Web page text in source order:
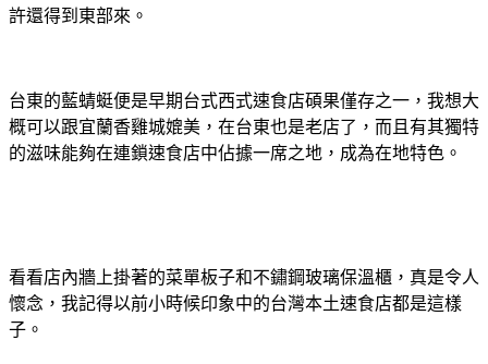
許還得到東部來。
台東的藍蜻蜓便是早期台式西式速食店碩果僅存之一，我想大
概可以跟宜蘭香雞城媲美，在台東也是老店了，而且有其獨特
的滋味能夠在連鎖速食店中佔據一席之地，成為在地特色。
看看店內牆上掛著的菜單板子和不鏽鋼玻璃保溫櫃，真是令人
懷念，我記得以前小時候印象中的台灣本土速食店都是這樣
子。